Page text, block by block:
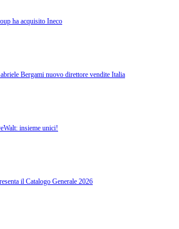
ha acquisito Ineco
Bergami nuovo direttore vendite Italia
insieme unici!
il Catalogo Generale 2026